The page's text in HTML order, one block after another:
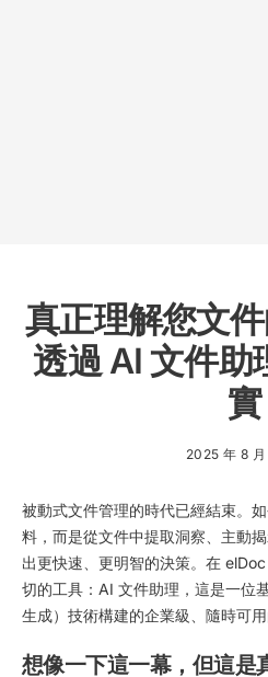
真正理解您文
透過 AI 文件助
實
2025 年 8 月
被動式文件管理的時代已經結束。
料，而是從文件中提取洞察、主動
出更快速、更明智的決策。在
切的工具：AI 文件助理，這是一位
生成）技術構建的企業級、隨時可用
想像一下這一幕，但這是